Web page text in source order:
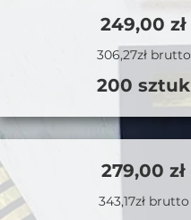
249,00 zł
306,27zł brutto
200 sztuk
279,00 zł
343,17zł brutto